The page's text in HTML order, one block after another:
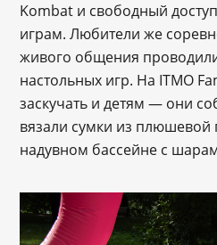
Kombat и свободный
играм. Любители же
живого общения
настольных игр. На ITMO
заскучать и детям — они
вязали сумки из плюшевой
надувном бассейне с